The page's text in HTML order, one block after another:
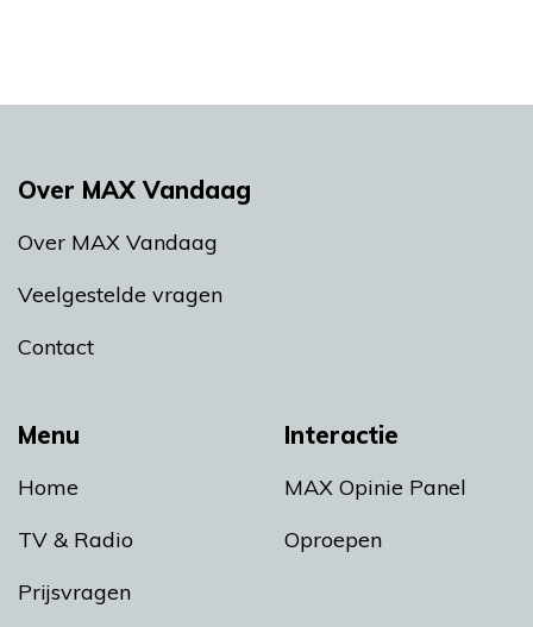
Menu
Home
TV & Radio
Prijsvragen
Interactie
MAX Opinie Panel
Oproepen
Over MAX Vandaag
Over MAX Vandaag
Veelgestelde vragen
Contact